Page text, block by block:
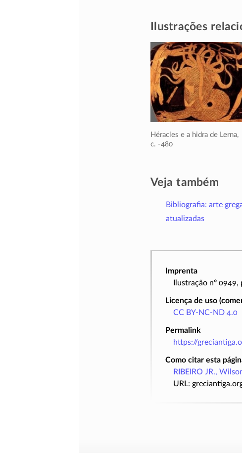
Ilustrações
Héracles e a hidra de Lerna,
c. -480
Veja também
Bibliografia: arte
atualizadas
Imprenta
Ilustração nº
Licença de uso
CC BY-NC-ND 4.0
Permalink
https://
Como citar esta
RIBEIRO JR.,
URL: